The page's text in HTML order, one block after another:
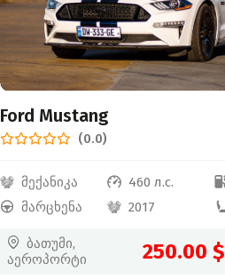
Ford Mustang
(0.0)
მექანიკა 460 л.с.
მარცხენა
2017
ბათუმი,
აეროპორტი
250.00 $